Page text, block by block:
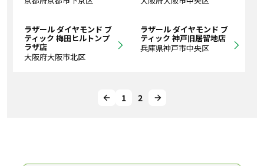
ラザール ダイヤモンド ブ
ティック 梅田ヒルトンプ
ラザ店
大阪府大阪市北区
ラザール ダイヤモンド ブ
ティック 神戸旧居留地店
兵庫県神戸市中央区
1 2